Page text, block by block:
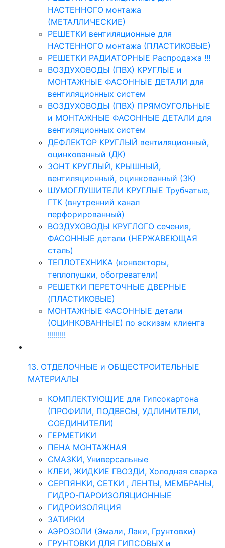
НАСТЕННОГО монтажа
(МЕТАЛЛИЧЕСКИЕ)
РЕШЕТКИ вентиляционные для
НАСТЕННОГО монтажа (ПЛАСТИКОВЫЕ)
РЕШЕТКИ РАДИАТОРНЫЕ Распродажа !!!
ВОЗДУХОВОДЫ (ПВХ) КРУГЛЫЕ и
МОНТАЖНЫЕ ФАСОННЫЕ ДЕТАЛИ для
вентиляционных систем
ВОЗДУХОВОДЫ (ПВХ) ПРЯМОУГОЛЬНЫЕ
и МОНТАЖНЫЕ ФАСОННЫЕ ДЕТАЛИ для
вентиляционных систем
ДЕФЛЕКТОР КРУГЛЫЙ вентиляционный,
оцинкованный (ДК)
ЗОНТ КРУГЛЫЙ, КРЫШНЫЙ,
вентиляционный, оцинкованный (ЗК)
ШУМОГЛУШИТЕЛИ КРУГЛЫЕ Трубчатые,
ГТК (внутренний канал
перфорированный)
ВОЗДУХОВОДЫ КРУГЛОГО сечения,
ФАСОННЫЕ детали (НЕРЖАВЕЮЩАЯ
сталь)
ТЕПЛОТЕХНИКА (конвекторы,
теплопушки, обогреватели)
РЕШЕТКИ ПЕРЕТОЧНЫЕ ДВЕРНЫЕ
(ПЛАСТИКОВЫЕ)
МОНТАЖНЫЕ ФАСОННЫЕ детали
(ОЦИНКОВАННЫЕ) по эскизам клиента
!!!!!!!!!
13. ОТДЕЛОЧНЫЕ и ОБЩЕСТРОИТЕЛЬНЫЕ
МАТЕРИАЛЫ
КОМПЛЕКТУЮЩИЕ для Гипсокартона
(ПРОФИЛИ, ПОДВЕСЫ, УДЛИНИТЕЛИ,
СОЕДИНИТЕЛИ)
ГЕРМЕТИКИ
ПЕНА МОНТАЖНАЯ
СМАЗКИ, Универсальные
КЛЕИ, ЖИДКИЕ ГВОЗДИ, Холодная сварка
СЕРПЯНКИ, СЕТКИ , ЛЕНТЫ, МЕМБРАНЫ,
ГИДРО-ПАРОИЗОЛЯЦИОННЫЕ
ГИДРОИЗОЛЯЦИЯ
ЗАТИРКИ
АЭРОЗОЛИ (Эмали, Лаки, Грунтовки)
ГРУНТОВКИ ДЛЯ ГИПСОВЫХ и